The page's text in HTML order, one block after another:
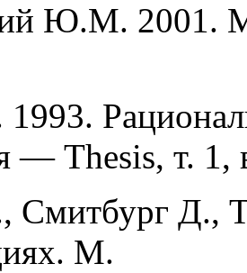
Ю.М. 2001.
— Thesis, т. 1,
Смитбург Д.,
М.